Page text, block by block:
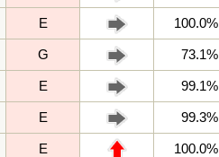
E 100.0%
G 73.1%
E 99.1%
E 99.3%
E 100.0%